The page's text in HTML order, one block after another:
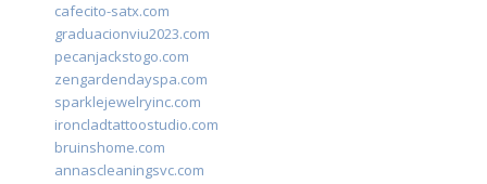
cafecito-satx.com
graduacionviu2023.com
pecanjackstogo.com
zengardendayspa.com
sparklejewelryinc.com
ironcladtattoostudio.com
bruinshome.com
annascleaningsvc.com